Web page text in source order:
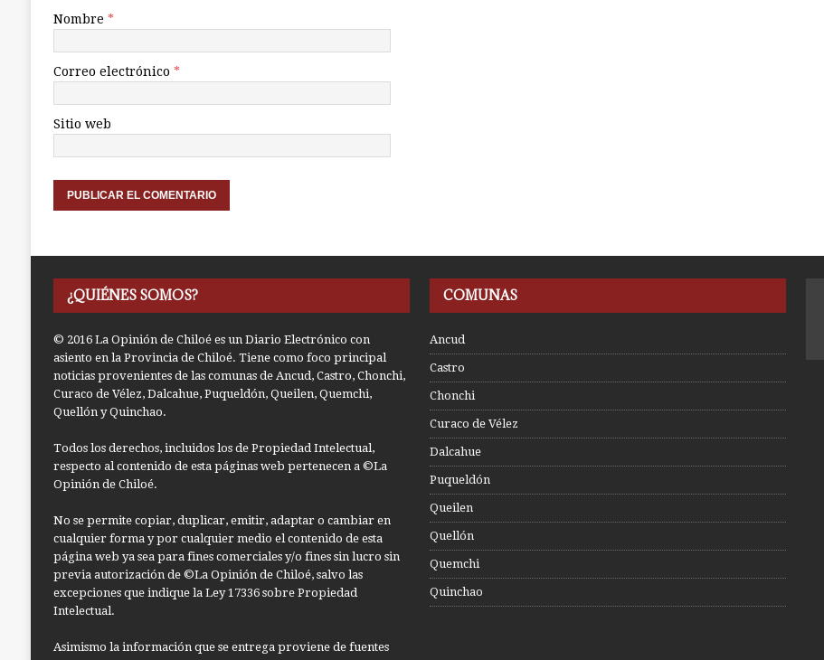
Nombre *
Correo electrónico *
Sitio web
¿QUIÉNES SOMOS?
© 2016 La Opinión de Chiloé es un Diario Electrónico con
asiento en la Provincia de Chiloé. Tiene como foco principal
noticias provenientes de las comunas de Ancud, Castro, Chonchi,
Curaco de Vélez, Dalcahue, Puqueldón, Queilen, Quemchi,
Quellón y Quinchao.
Todos los derechos, incluidos los de Propiedad Intelectual,
respecto al contenido de esta páginas web pertenecen a ©La
Opinión de Chiloé.
No se permite copiar, duplicar, emitir, adaptar o cambiar en
cualquier forma y por cualquier medio el contenido de esta
página web ya sea para fines comerciales y/o fines sin lucro sin
previa autorización de ©La Opinión de Chiloé, salvo las
excepciones que indique la Ley 17336 sobre Propiedad
Intelectual.
Asimismo la información que se entrega proviene de fuentes
COMUNAS
Ancud
Castro
Chonchi
Curaco de Vélez
Dalcahue
Puqueldón
Queilen
Quellón
Quemchi
Quinchao